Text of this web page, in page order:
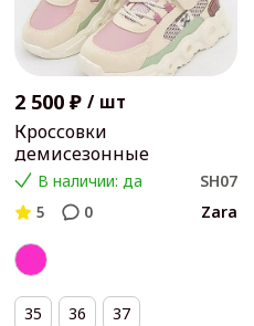
2 500 ₽ / шт
Кроссовки
демисезонные
В наличии: да
SH07
5
0 Zara
35 36 37